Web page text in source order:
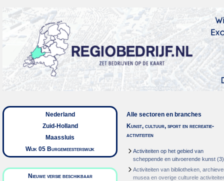
Nederland
Zuid-Holland
Maassluis
Wijk 05 Burgemeesterswijk
Nieuwe versie beschikbaar
Alle sectoren en branches
Kunst, cultuur, sport en recreatie-
activiteiten
Activiteiten op het gebied van
scheppende en uitvoerende kunst (3)
Activiteiten van bibliotheken,
musea en overige culturele